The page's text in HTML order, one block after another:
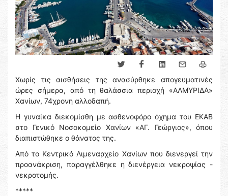
Χωρίς τις αισθήσεις της ανασύρθηκε απογευματινές
ώρες σήμερα, από τη θαλάσσια περιοχή «ΑΛΜΥΡΙΔΑ»
Χανίων, 74χρονη αλλοδαπή.
Η γυναίκα διεκομίσθη με ασθενοφόρο όχημα του ΕΚΑΒ
στο Γενικό Νοσοκομείο Χανίων «ΑΓ. Γεώργιος», όπου
διαπιστώθηκε ο θάνατος της.
Από το Κεντρικό Λιμεναρχείο Χανίων που διενεργεί την
προανάκριση, παραγγέλθηκε η διενέργεια νεκροψίας -
νεκροτομής.
*****